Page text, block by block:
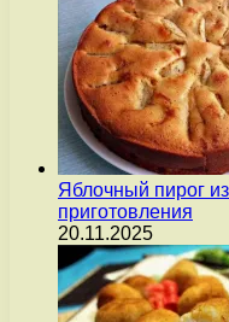
Яблочный пирог
приготовления
20.11.2025